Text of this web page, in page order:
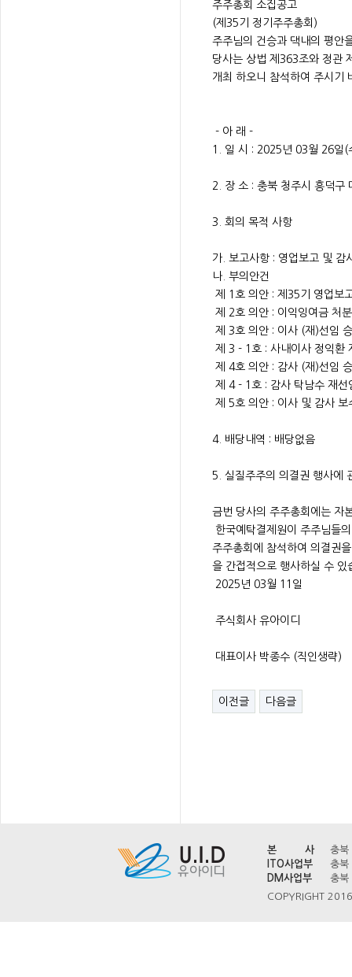
주주총회 소집공고
(제35기 정기주주총회)
주주님의 건승과 댁내의 평안
당사는 상법 제363조와 정관
개최 하오니 참석하여 주시기
- 아 래 -
1. 일 시 : 2025년 03월 26일(
2. 장 소 : 충북 청주시 흥덕구
3. 회의 목적 사항
가. 보고사항 : 영업보고 및 감
나. 부의안건
제 1호 의안 : 제35기 영업보
제 2호 의안 : 이익잉여금 처
제 3호 의안 : 이사 (재)선임
제 3 - 1호 : 사내이사 정익환
제 4호 의안 : 감사 (재)선임
제 4 - 1호 : 감사 탁남수 재
제 5호 의안 : 이사 및 감사
4. 배당내역 : 배당없음
5. 실질주주의 의결권 행사에
금번 당사의 주주총회에는 자
한국예탁결제원이 주주님들
주주총회에 참석하여 의결권
을 간접적으로 행사하실 수 있
2025년 03월 11일
주식회사 유아이디
대표이사 박종수 (직인생략)
이전글 다음글
본 사
충
ITO사업부
충
DM사업부
충
COPYRIGHT